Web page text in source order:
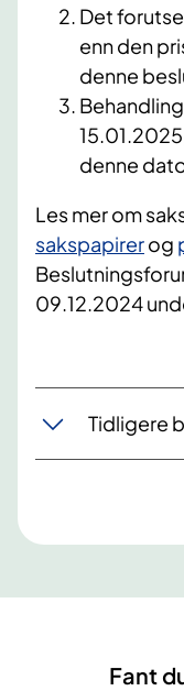
Det
enn den
denne
denne
Les mer om
sakspapirerog
09.12.2024
Tidligere
Fant